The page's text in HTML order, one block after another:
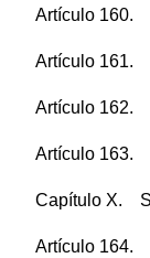
Artículo 160.
Artículo 161.
Artículo 162.
Artículo 163.
Capítulo X.
Artículo 164.